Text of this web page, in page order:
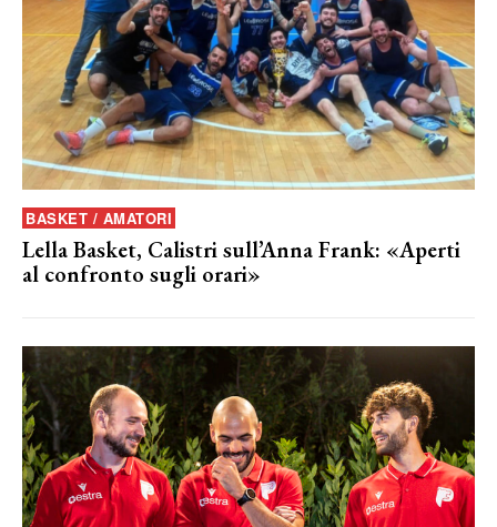
BASKET / AMATORI
Lella Basket, Calistri sull’Anna Frank: «Aperti
al confronto sugli orari»